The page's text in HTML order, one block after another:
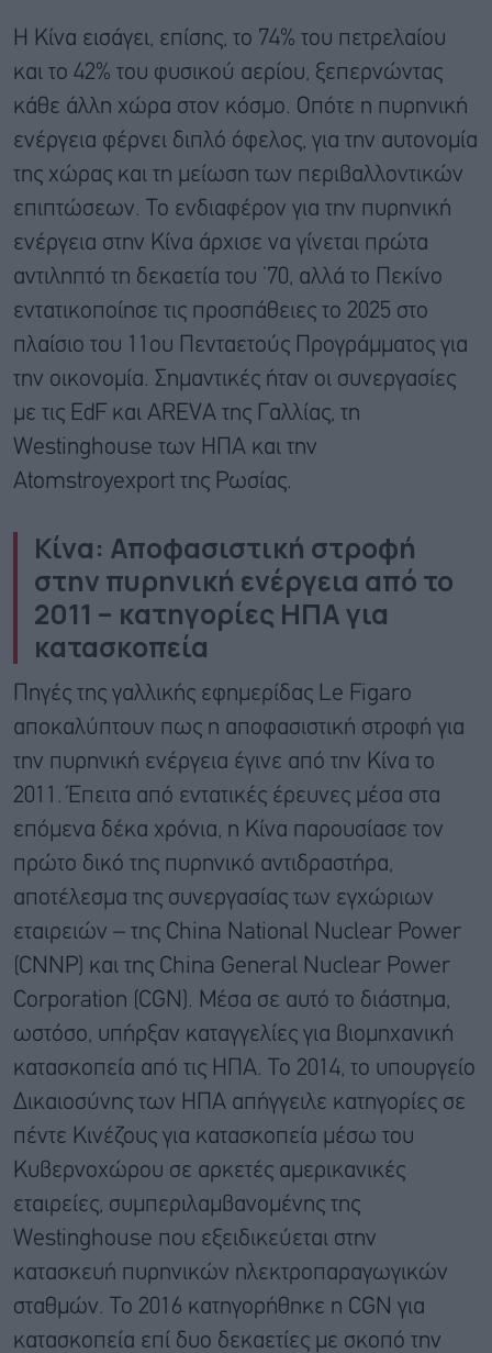
Η Κίνα εισάγει, επίσης, το 74% του πετρελαίου
και το 42% του φυσικού αερίου, ξεπερνώντας
κάθε άλλη χώρα στον κόσμο. Οπότε η πυρηνική
ενέργεια φέρνει διπλό όφελος, για την αυτονομία
της χώρας και τη μείωση των περιβαλλοντικών
επιπτώσεων. Το ενδιαφέρον για την πυρηνική
ενέργεια στην Κίνα άρχισε να γίνεται πρώτα
αντιληπτό τη δεκαετία του ’70, αλλά το Πεκίνο
εντατικοποίησε τις προσπάθειες το 2025 στο
πλαίσιο του 11ου Πενταετούς Προγράμματος για
την οικονομία. Σημαντικές ήταν οι συνεργασίες
με τις EdF και AREVA της Γαλλίας, τη
Westinghouse των ΗΠΑ και την
Atomstroyexport της Ρωσίας.
Κίνα: Αποφασιστική στροφή
στην πυρηνική ενέργεια από το
2011 – κατηγορίες ΗΠΑ για
κατασκοπεία
Πηγές της γαλλικής εφημερίδας Le Figaro
αποκαλύπτουν πως η αποφασιστική στροφή για
την πυρηνική ενέργεια έγινε από την Κίνα το
2011. Έπειτα από εντατικές έρευνες μέσα στα
επόμενα δέκα χρόνια, η Κίνα παρουσίασε τον
πρώτο δικό της πυρηνικό αντιδραστήρα,
αποτέλεσμα της συνεργασίας των εγχώριων
εταιρειών – της China National Nuclear Power
(CNNP) και της China General Nuclear Power
Corporation (CGN). Μέσα σε αυτό το διάστημα,
ωστόσο, υπήρξαν καταγγελίες για βιομηχανική
κατασκοπεία από τις ΗΠΑ. Το 2014, το υπουργείο
Δικαιοσύνης των ΗΠΑ απήγγειλε κατηγορίες σε
πέντε Κινέζους για κατασκοπεία μέσω του
Κυβερνοχώρου σε αρκετές αμερικανικές
εταιρείες, συμπεριλαμβανομένης της
Westinghouse που εξειδικεύεται στην
κατασκευή πυρηνικών ηλεκτροπαραγωγικών
σταθμών. Το 2016 κατηγορήθηκε η CGN για
κατασκοπεία επί δυο δεκαετίες με σκοπό την